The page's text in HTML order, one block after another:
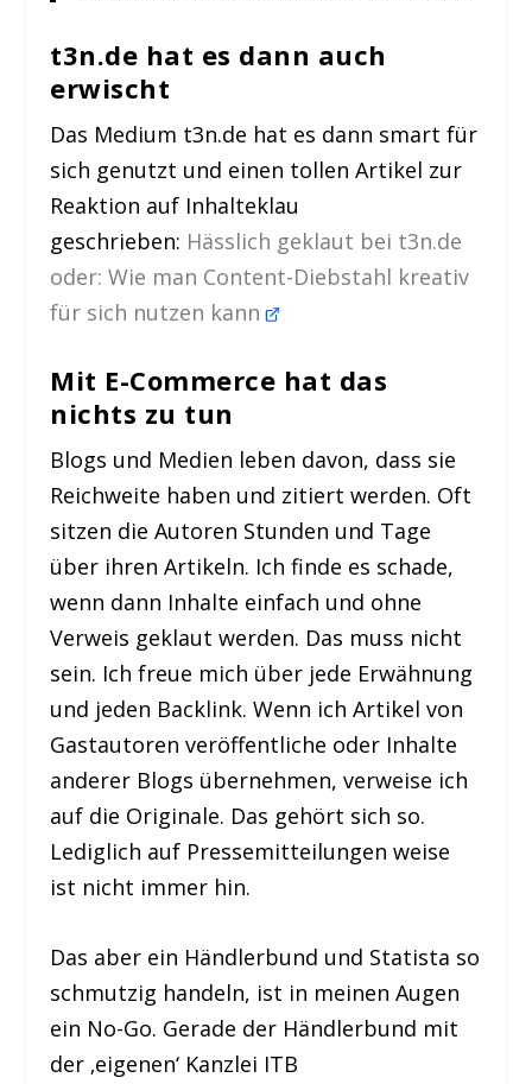
t3n.de hat es dann auch
erwischt
Das Medium t3n.de hat es dann smart für
sich genutzt und einen tollen Artikel zur
Reaktion auf Inhalteklau
geschrieben: Hässlich geklaut bei t3n.de
oder: Wie man Content-Diebstahl kreativ
für sich nutzen kann
Mit E-Commerce hat das
nichts zu tun
Blogs und Medien leben davon, dass sie
Reichweite haben und zitiert werden. Oft
sitzen die Autoren Stunden und Tage
über ihren Artikeln. Ich finde es schade,
wenn dann Inhalte einfach und ohne
Verweis geklaut werden. Das muss nicht
sein. Ich freue mich über jede Erwähnung
und jeden Backlink. Wenn ich Artikel von
Gastautoren veröffentliche oder Inhalte
anderer Blogs übernehmen, verweise ich
auf die Originale. Das gehört sich so.
Lediglich auf Pressemitteilungen weise
ist nicht immer hin.
Das aber ein Händlerbund und Statista so
schmutzig handeln, ist in meinen Augen
ein No-Go. Gerade der Händlerbund mit
der ‚eigenen‘ Kanzlei ITB